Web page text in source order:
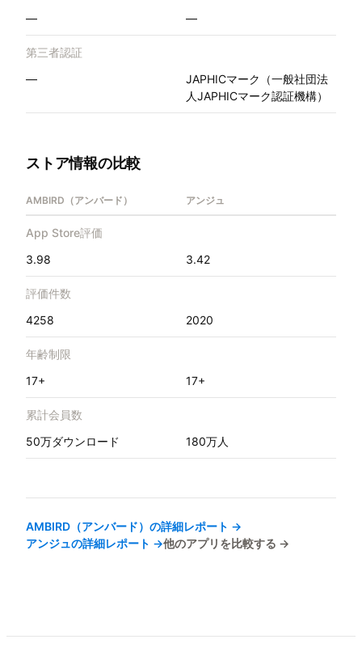
—
—
第三者認証
—
JAPHICマーク（一般社団法
人JAPHICマーク認証機構）
ストア情報の比較
AMBIRD（アンバード） アンジュ
App Store評価
3.98
3.42
評価件数
4258
2020
年齢制限
17+
17+
累計会員数
50万ダウンロード
180万人
AMBIRD（アンバード） の詳細レポート →
アンジュの詳細レポート →他のアプリを比較する →